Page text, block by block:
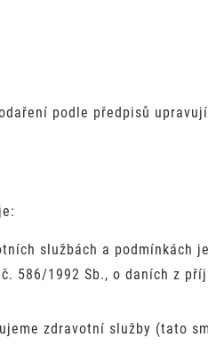
podle předpisů
službách a podmínkách
586/1992 Sb., o daních z
zdravotní služby (tato